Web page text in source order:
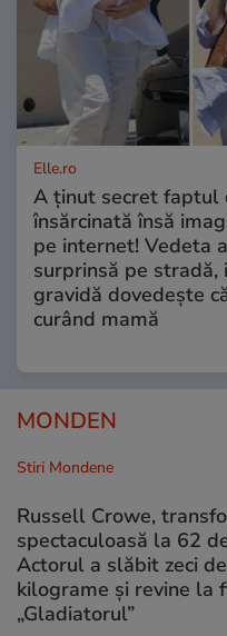
Elle.ro
A ținut secret faptul
însărcinată însă
pe internet! Vedeta
surprinsă pe stradă,
gravidă dovedește
curând mamă
MONDEN
Stiri Mondene
Russell Crowe,
spectaculoasă la 62
Actorul a slăbit zeci de
kilograme și revine la
„Gladiatorul”